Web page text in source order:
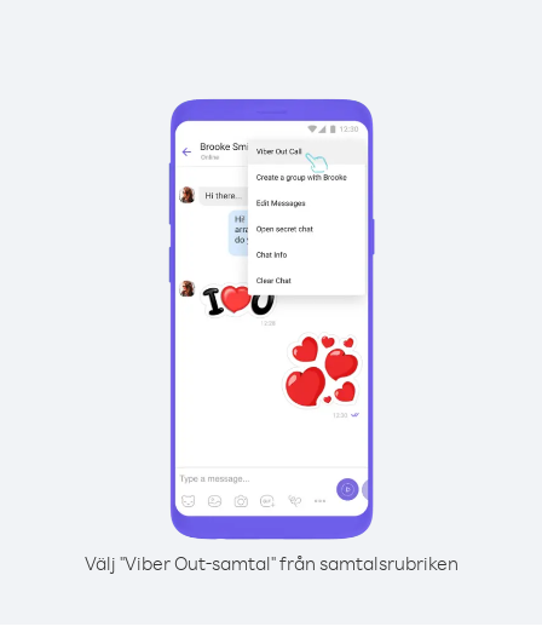
Välj "Viber Out-samtal" från samtalsrubriken